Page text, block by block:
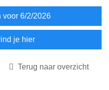
voor 6/2/2026
je hier
Terug naar overzicht